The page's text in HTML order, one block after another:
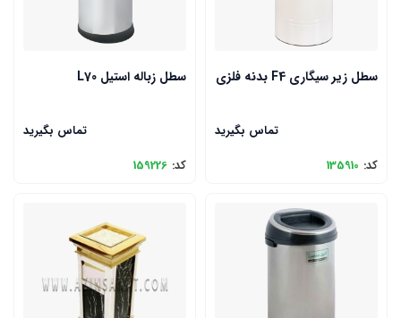
سطل زیر سیگاری F4 بدنه فلزی
تماس بگیرید
کد: 135910
سطل زباله استیل L70
تماس بگیرید
کد: 159226